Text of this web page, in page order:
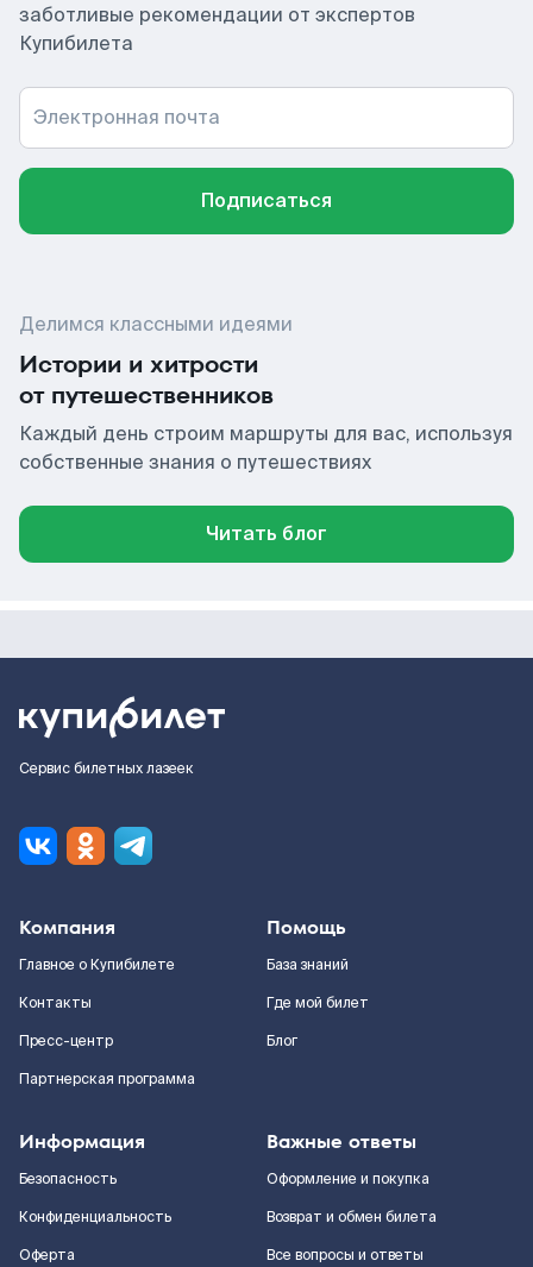
заботливые рекомендации от экспертов
Купибилета
Электронная почта
Подписаться
Делимся классными идеями
Истории и хитрости
от путешественников
Каждый день строим маршруты для вас, используя
собственные знания о путешествиях
Читать блог
Сервис билетных лазеек
Компания
Главное о Купибилете
Контакты
Пресс-центр
Партнерская программа
Помощь
База знаний
Где мой билет
Блог
Информация
Безопасность
Конфиденциальность
Оферта
Важные ответы
Оформление и покупка
Возврат и обмен билета
Все вопросы и ответы